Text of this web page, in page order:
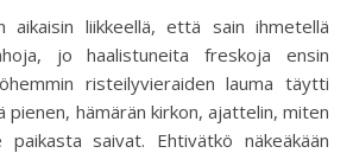
aikaisin liikkeellä, että sain ihmetellä
jo haalistuneita freskoja ensin
risteilyvieraiden lauma täytti
pienen, hämärän kirkon, ajattelin, miten
saivat. Ehtivätkö näkeäkään